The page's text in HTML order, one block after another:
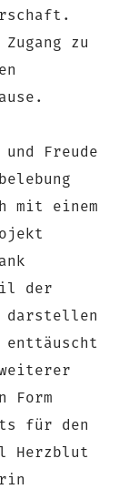
zu
Freude
mit einem
der
darstellen
Form
für den
Herzblut